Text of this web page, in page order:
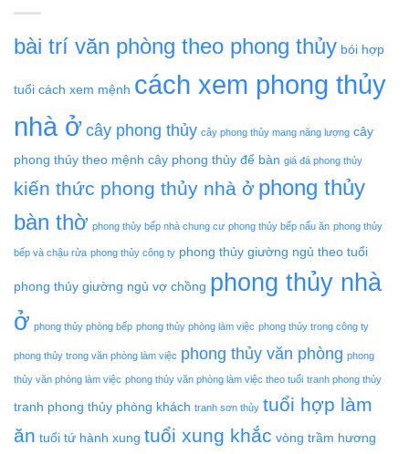
bài trí văn phòng theo phong thủy bói hợp
tuổi cách xem mệnh cách xem phong thủy
nhà ở cây phong thủy cây phong thủy mang năng lượng cây
phong thủy theo mệnh cây phong thủy để bàn giá đá phong thủy
kiến thức phong thủy nhà ở phong thủy
bàn thờ phong thủy bếp nhà chung cư phong thủy bếp nấu ăn phong thủy
bếp và chậu rửa phong thủy công ty phong thủy giường ngủ theo tuổi
phong thủy giường ngủ vợ chồng phong thủy nhà
ở phong thủy phòng bếp phong thủy phòng làm việc phong thủy trong công ty
phong thủy trong văn phòng làm việc phong thủy văn phòng phong
thủy văn phòng làm việc phong thủy văn phòng làm việc theo tuổi tranh phong thủy
tranh phong thủy phòng khách tranh sơn thủy tuổi hợp làm
ăn tuổi tứ hành xung tuổi xung khắc vòng trầm hương